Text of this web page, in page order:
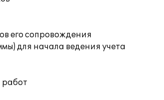
его сопровождения
для начала ведения учета
работ